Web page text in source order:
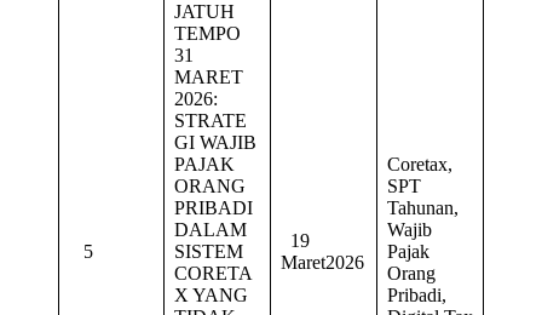
5
JATUH
TEMPO
31
MARET
2026:
STRATE
GI WAJIB
PAJAK
ORANG
PRIBADI
DALAM
SISTEM
CORETA
X YANG
19
Maret2026
Coretax,
SPT
Tahunan,
Wajib
Pajak
Orang
Pribadi,